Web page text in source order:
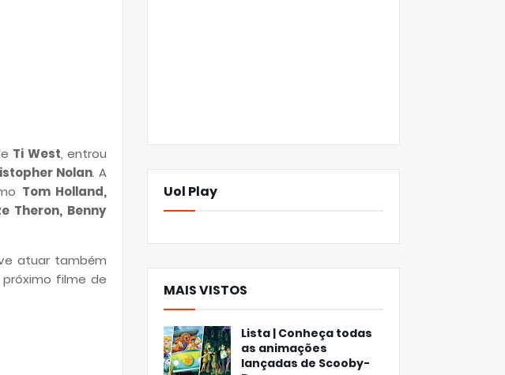
Ti West, entrou
Nolan. A
Tom Holland,
Theron, Benny
atuar também
filme de
Uol Play
MAIS VISTOS
Lista | Conheça todas
as animações
lançadas de Scooby-